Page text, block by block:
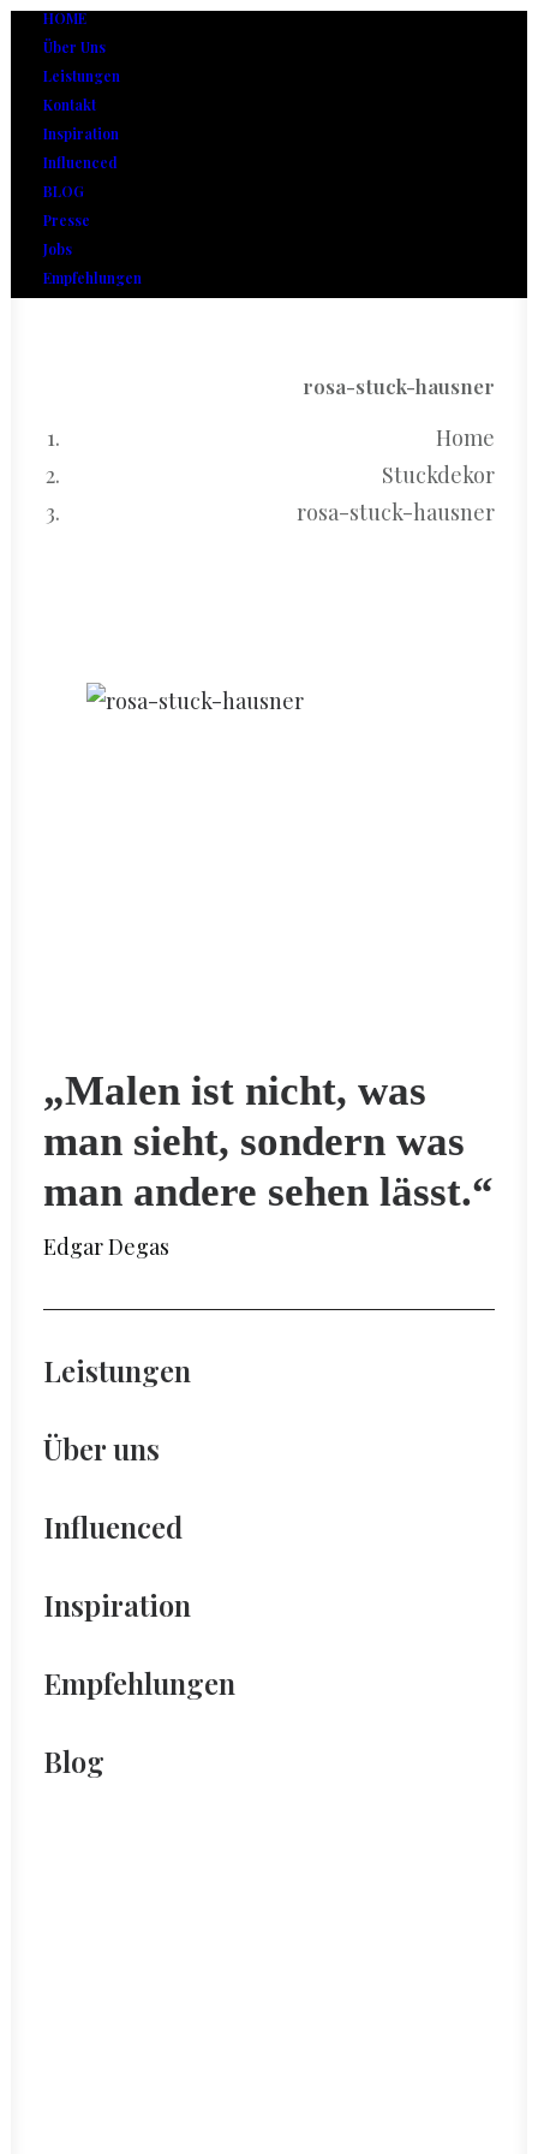
HOME
Über Uns
Leistungen
Kontakt
Inspiration
Influenced
BLOG
Presse
Jobs
Empfehlungen
rosa-stuck-hausner
Home
Stuckdekor
rosa-stuck-hausner
„Malen ist nicht, was
man sieht, sondern was
man andere sehen lässt.“
Edgar Degas
Leistungen
Über uns
Influenced
Inspiration
Empfehlungen
Blog